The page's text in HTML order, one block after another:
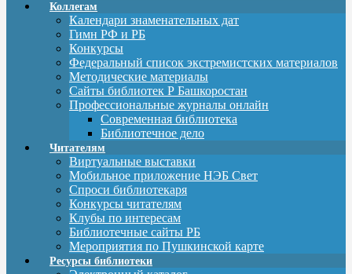
Коллегам
Календари знаменательных дат
Гимн РФ и РБ
Конкурсы
Федеральный список экстремистских материалов
Методические материалы
Сайты библиотек Р Башкоростан
Профессиональные журналы онлайн
Современная библиотека
Библиотечное дело
Читателям
Виртуальные выставки
Мобильное приложение НЭБ Свет
Спроси библиотекаря
Конкурсы читателям
Клубы по интересам
Библиотечные сайты РБ
Мероприятия по Пушкинской карте
Ресурсы библиотеки